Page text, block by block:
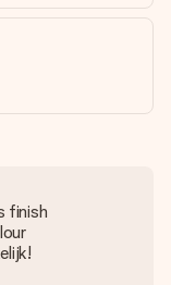
finish